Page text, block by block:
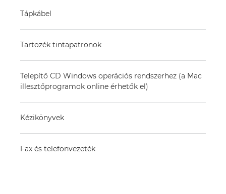
Tápkábel
Tartozék tintapatronok
Telepítő CD Windows operációs rendszerhez (a Mac
illesztőprogramok online érhetők el)
Kézikönyvek
Fax és telefonvezeték